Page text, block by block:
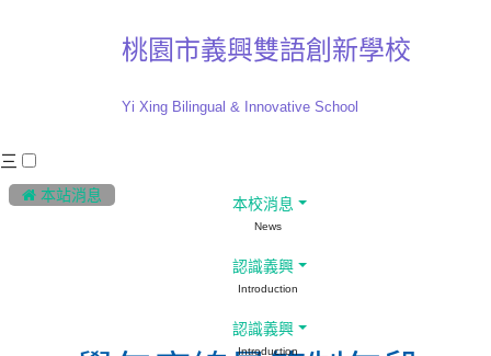
:::
 本站消息
行政公告
桃園市義興雙語創新學校
Yi Xing Bilingual & Innovative School
三
本校消息
News
認識義興
Introduction
認識義興
Introduction